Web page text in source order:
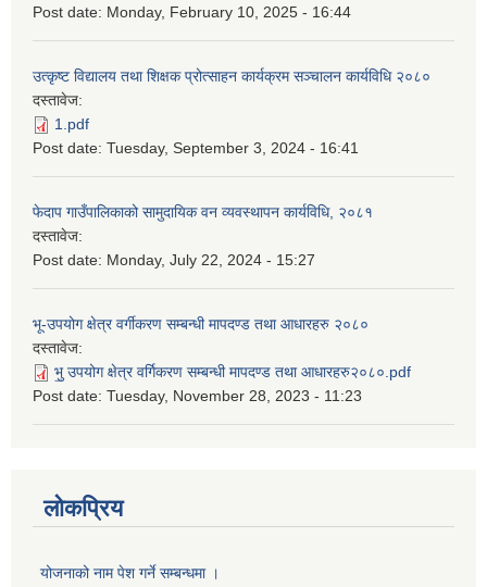
Post date: Monday, February 10, 2025 - 16:44
उत्कृष्ट विद्यालय तथा शिक्षक प्रोत्साहन कार्यक्रम सञ्चालन कार्यविधि २०८०
दस्तावेज:
1.pdf
Post date: Tuesday, September 3, 2024 - 16:41
फेदाप गाउँपालिकाको सामुदायिक वन व्यवस्थापन कार्यविधि, २०८१
दस्तावेज:
Post date: Monday, July 22, 2024 - 15:27
भू-उपयोग क्षेत्र वर्गीकरण सम्बन्धी मापदण्ड तथा आधारहरु २०८०
दस्तावेज:
भु॒ उपयोग क्षेत्र वर्गिकरण सम्बन्धी मापदण्ड तथा आधारहरु२०८०.pdf
Post date: Tuesday, November 28, 2023 - 11:23
लोकप्रिय
योजनाको नाम पेश गर्ने सम्बन्धमा ।